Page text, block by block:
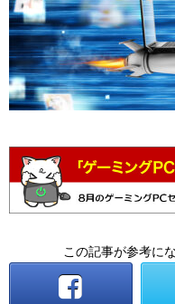
この記事が参考に